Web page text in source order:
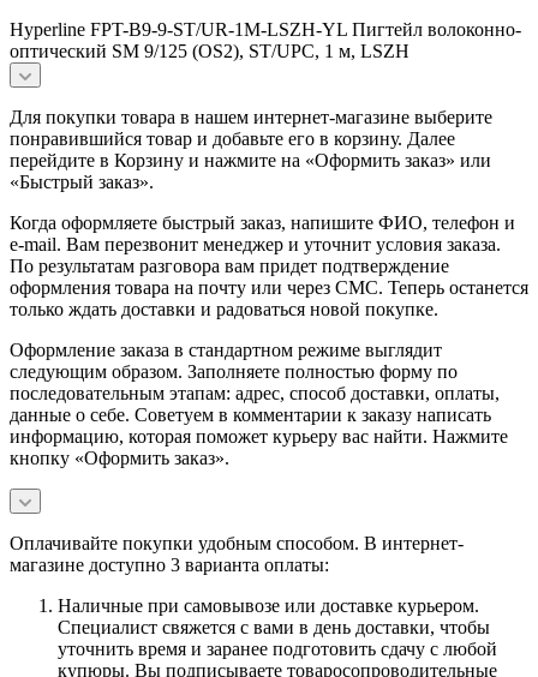
Hyperline FPT-B9-9-ST/UR-1M-LSZH-YL Пигтейл волоконно-
оптический SM 9/125 (OS2), ST/UPC, 1 м, LSZH
Для покупки товара в нашем интернет-магазине выберите
понравившийся товар и добавьте его в корзину. Далее
перейдите в Корзину и нажмите на «Оформить заказ» или
«Быстрый заказ».
Когда оформляете быстрый заказ, напишите ФИО, телефон и
e-mail. Вам перезвонит менеджер и уточнит условия заказа.
По результатам разговора вам придет подтверждение
оформления товара на почту или через СМС. Теперь останется
только ждать доставки и радоваться новой покупке.
Оформление заказа в стандартном режиме выглядит
следующим образом. Заполняете полностью форму по
последовательным этапам: адрес, способ доставки, оплаты,
данные о себе. Советуем в комментарии к заказу написать
информацию, которая поможет курьеру вас найти. Нажмите
кнопку «Оформить заказ».
Оплачивайте покупки удобным способом. В интернет-
магазине доступно 3 варианта оплаты:
Наличные при самовывозе или доставке курьером.
Специалист свяжется с вами в день доставки, чтобы
уточнить время и заранее подготовить сдачу с любой
купюры. Вы подписываете товаросопроводительные